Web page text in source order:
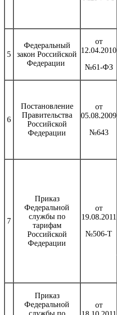
5
Федеральный
закон Российской
Федерации
от
12.04.2010
№61-ФЗ
6
Постановление
Правительства
Российской
Федерации
от
05.08.2009
№643
7
Приказ
Федеральной
службы по
тарифам
Российской
Федерации
от
19.08.2011
№506-Т
Приказ
Федеральной
службы по
от